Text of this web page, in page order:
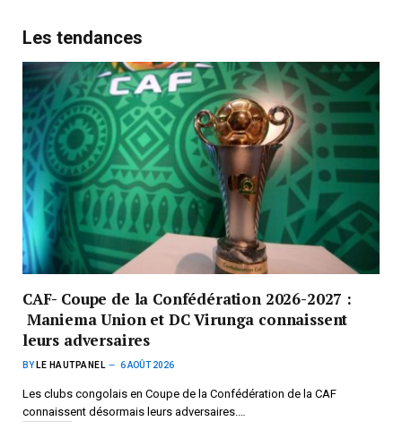
Les tendances
CAF- Coupe de la Confédération 2026-2027 :
Maniema Union et DC Virunga connaissent
leurs adversaires
BY LE HAUTPANEL 6 AOÛT 2026
Les clubs congolais en Coupe de la Confédération de la CAF
connaissent désormais leurs adversaires.…